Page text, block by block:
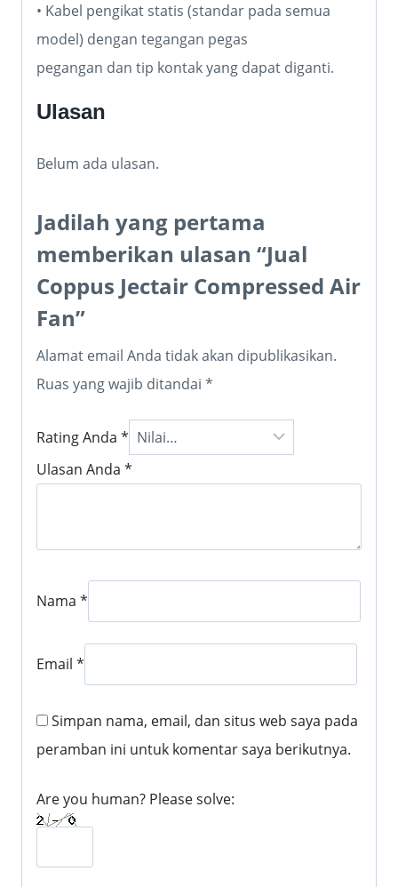
• Kabel pengikat statis (standar pada semua
model) dengan tegangan pegas
pegangan dan tip kontak yang dapat diganti.
Ulasan
Belum ada ulasan.
Jadilah yang pertama
memberikan ulasan “Jual
Coppus Jectair Compressed Air
Fan”
Alamat email Anda tidak akan dipublikasikan.
Ruas yang wajib ditandai *
Rating Anda *
Ulasan Anda *
Nama *
Email *
Simpan nama, email, dan situs web saya pada
peramban ini untuk komentar saya berikutnya.
Are you human? Please solve: